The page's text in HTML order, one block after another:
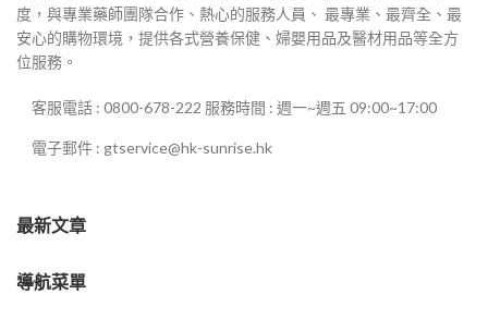
度，與專業藥師團隊合作、熱心的服務人員、 最專業、最齊全、最
安心的購物環境，提供各式營養保健、婦嬰用品及醫材用品等全方
位服務。
客服電話 : 0800-678-222 服務時間 : 週一~週五 09:00~17:00
電子郵件 : gtservice@hk-sunrise.hk
最新文章
導航菜單